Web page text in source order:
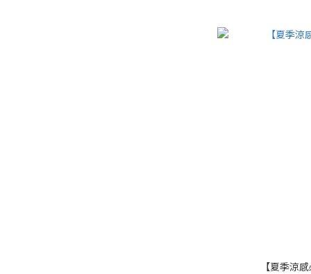
【夏季涼